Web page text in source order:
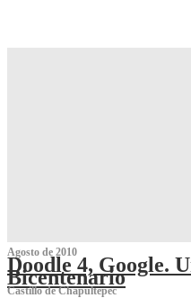
Agosto de 2010
Doodle 4, Google.
Bicentenario
Castillo de Chapultepec